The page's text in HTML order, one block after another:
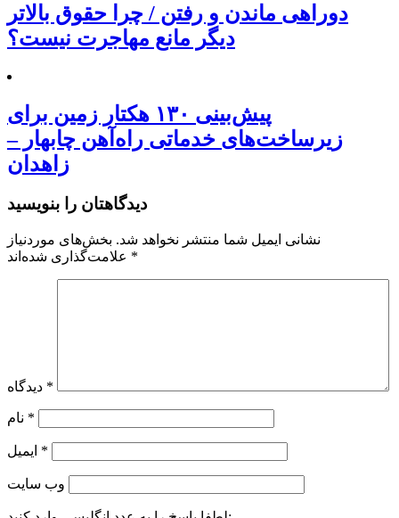
دوراهی ماندن و رفتن / چرا حقوق بالاتر
دیگر مانع مهاجرت نیست؟
پیش‌بینی ۱۳۰ هکتار زمین برای
زیرساخت‌های خدماتی راه‌آهن چابهار –
زاهدان
دیدگاهتان را بنویسید
نشانی ایمیل شما منتشر نخواهد شد. بخش‌های موردنیاز
*
*
*
*
وب‌ سایت